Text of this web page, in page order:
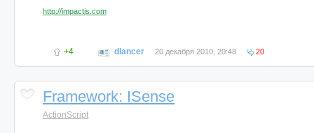
http://impactjs.com
+4 dlancer 20 декабря 2010, 20:48 20
Framework: ISense
ActionScript